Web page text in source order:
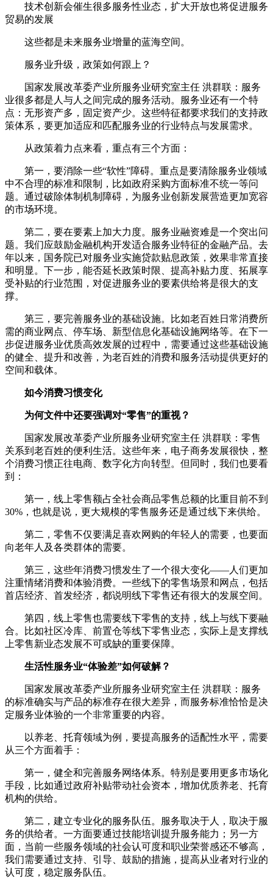
技术创新会催生很多服务性业态，扩大开放也将促进服务
贸易的发展
这些都是未来服务业增量的蓝海空间。
服务业升级，政策如何跟上？
国家发展改革委产业所服务业研究室主任 洪群联：服务
业很多都是人与人之间完成的服务活动。服务业还有一个特
点：无形资产多，固定资产少。这些特征都要求我们的支持政
策体系，要更加适应和匹配服务业的行业特点与发展需求。
从政策着力点来看，重点有三个方面：
第一，要消除一些“软性”障碍。重点是要清除服务业领域
中不合理的标准和限制，比如政府采购方面标准不统一等问
题。通过破除体制机制障碍，为服务业创新发展营造更加宽容
的市场环境。
第二，要在要素上加大力度。服务业融资难是一个突出问
题。我们应鼓励金融机构开发适合服务业特征的金融产品。去
年以来，国务院已对服务业实施贷款贴息政策，效果非常直接
和明显。下一步，能否延长政策时限、提高补贴力度、拓展享
受补贴的行业范围，对促进服务业的要素供给将是很大的支
撑。
第三，要完善服务业的基础设施。比如老百姓日常消费所
需的商业网点、停车场、新型信息化基础设施网络等。在下一
步促进服务业优质高效发展的过程中，需要通过这些基础设施
的健全、提升和改善，为老百姓的消费和服务活动提供更好的
空间和载体。
如今消费习惯变化
为何文件中还要强调对“零售”的重视？
国家发展改革委产业所服务业研究室主任 洪群联：零售
关系到老百姓的便利生活。这些年来，电子商务发展很快，整
个消费习惯正往电商、数字化方向转型。但同时，我们也要看
到：
第一，线上零售额占全社会商品零售总额的比重目前不到
30%，也就是说，更大规模的零售服务还是通过线下来供给。
第二，零售不仅要满足喜欢网购的年轻人的需要，也要面
向老年人及各类群体的需要。
第三，这些年消费习惯发生了一个很大变化——人们更加
注重情绪消费和体验消费。一些线下的零售场景和网点，包括
首店经济、首发经济，都说明线下零售还有很大的发展空间。
第四，线上零售也需要线下零售的支持，线上与线下要融
合。比如社区冷库、前置仓等线下零售业态，实际上是支撑线
上零售新业态发展不可或缺的重要保障。
生活性服务业“体验差”如何破解？
国家发展改革委产业所服务业研究室主任 洪群联：服务
的标准确实与产品的标准存在很大差异，而服务标准恰恰是决
定服务业体验的一个非常重要的内容。
以养老、托育领域为例，要提高服务的适配性水平，需要
从三个方面着手：
第一，健全和完善服务网络体系。特别是要用更多市场化
手段，比如通过政府补贴带动社会资本，增加优质养老、托育
机构的供给。
第二，建立专业化的服务队伍。服务取决于人，取决于服
务的供给者。一方面要通过技能培训提升服务能力；另一方
面，当前一些服务领域的社会认可度和职业荣誉感还不够高，
我们需要通过支持、引导、鼓励的措施，提高从业者对行业的
认可度，稳定服务队伍。